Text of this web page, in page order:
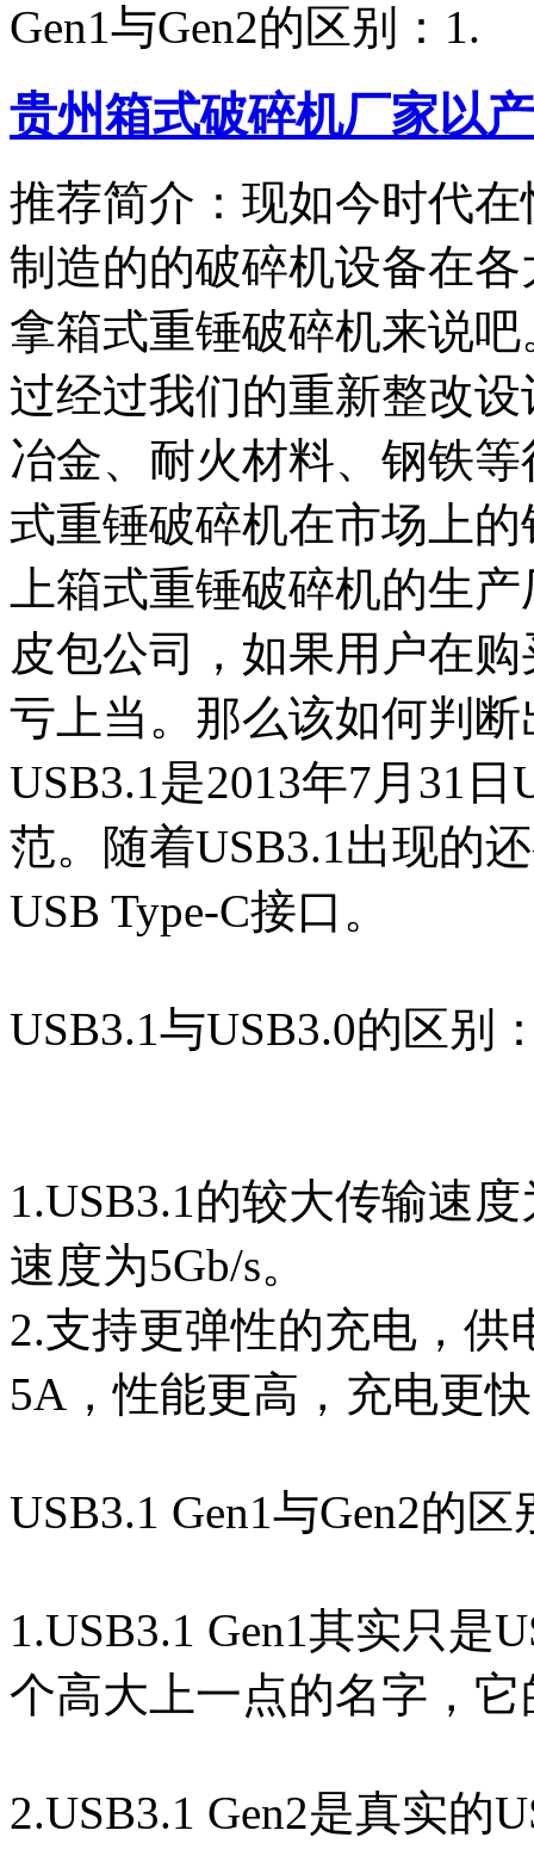
Gen1与Gen2的区别：1.
贵州箱式破碎机厂家以
推荐简介：现如今时代
制造的的破碎机设备在
拿箱式重锤破碎机来说
过经过我们的重新整改
冶金、耐火材料、钢铁
式重锤破碎机在市场上
上箱式重锤破碎机的生
皮包公司，如果用户在
亏上当。那么该如何判断
USB3.1是2013年7月31
范。随着USB3.1出现的
USB Type-C接口。
USB3.1与USB3.0的区别
1.USB3.1的较大传输速
速度为5Gb/s。
2.支持更弹性的充电，供
5A，性能更高，充电更
USB3.1 Gen1与Gen2的区
1.USB3.1 Gen1其实只是
个高大上一点的名字，
2.USB3.1 Gen2是真实的